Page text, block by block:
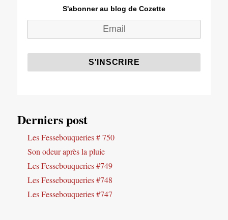
S'abonner au blog de Cozette
Derniers post
Les Fessebouqueries # 750
Son odeur après la pluie
Les Fessebouqueries #749
Les Fessebouqueries #748
Les Fessebouqueries #747